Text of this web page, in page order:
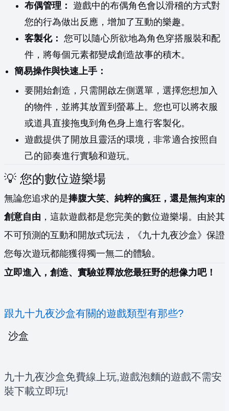
布偶管理： 遊戲中的布偶角色會以滑稽的方式對
您的行為做出反應，增加了互動的樂趣。
客製化： 您可以隨心所欲地為角色穿搭服裝和配
件，將每個元素都變成創造故事的積木。
簡易操作與快速上手：
要開始創造，只需開啟左側選單，選擇您想加入
的物件，並將其放置到螢幕上。您也可以將衣服
或道具直接拖曳到角色身上進行客製化。
遊戲提供了開放且靈活的環境，非常適合按照自
己的節奏進行實驗和遊玩。
💡 您的數位遊樂場
無論您追求的是捧腹大笑、純粹的瘋狂，還是無拘束的
創意自由 ，這款遊戲都是您完美的數位遊樂場。由於其
不可預測的互動和開放式玩法，《九十九夜沙盒》保證
您每次遊玩都能獲得獨一無二的體驗。
立即進入，創造、實驗並釋放您最狂野的想像力吧！
跟九十九夜沙盒有關的遊戲類型有那些?
沙盒
九十九夜沙盒免費線上玩,遊戲泡麵的遊戲不需安
裝下載立即玩!